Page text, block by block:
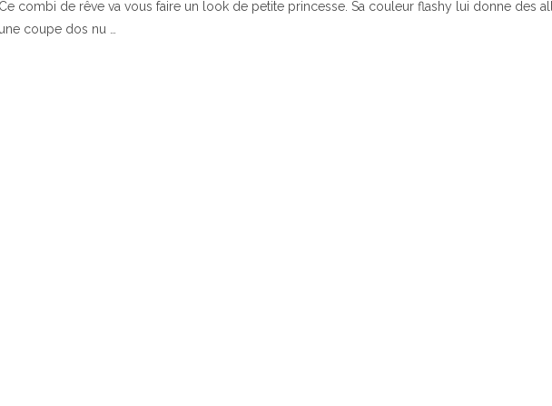
combi de rêve va vous faire un look de petite princesse. Sa couleur flashy lui donne des
coupe dos nu …